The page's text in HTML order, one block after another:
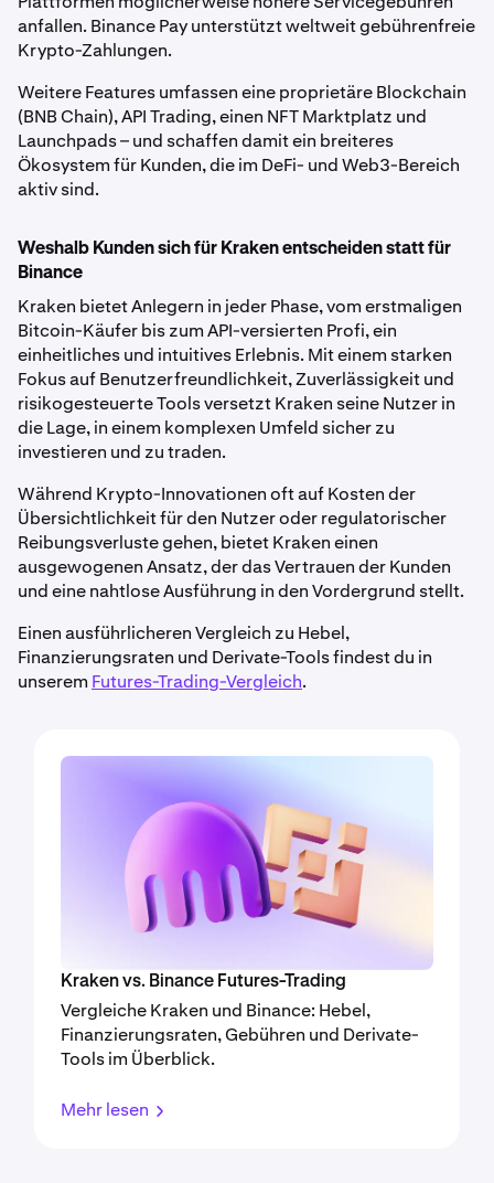
anfallen. Binance Pay unterstützt weltweit gebührenfreie
Krypto-Zahlungen.
Weitere Features umfassen eine proprietäre Blockchain
(BNB Chain), API Trading, einen NFT Marktplatz und
Launchpads – und schaffen damit ein breiteres
Ökosystem für Kunden, die im DeFi- und Web3-Bereich
aktiv sind.
Weshalb Kunden sich für Kraken entscheiden statt für
Binance
Kraken bietet Anlegern in jeder Phase, vom erstmaligen
Bitcoin-Käufer bis zum API-versierten Profi, ein
einheitliches und intuitives Erlebnis. Mit einem starken
Fokus auf Benutzerfreundlichkeit, Zuverlässigkeit und
risikogesteuerte Tools versetzt Kraken seine Nutzer in
die Lage, in einem komplexen Umfeld sicher zu
investieren und zu traden.
Während Krypto-Innovationen oft auf Kosten der
Übersichtlichkeit für den Nutzer oder regulatorischer
Reibungsverluste gehen, bietet Kraken einen
ausgewogenen Ansatz, der das Vertrauen der Kunden
und eine nahtlose Ausführung in den Vordergrund stellt.
Einen ausführlicheren Vergleich zu Hebel,
Finanzierungsraten und Derivate-Tools findest du in
unserem Futures-Trading-Vergleich.
Kraken vs. Binance Futures-Trading
Vergleiche Kraken und Binance: Hebel,
Finanzierungsraten, Gebühren und Derivate-
Tools im Überblick.
Mehr lesen